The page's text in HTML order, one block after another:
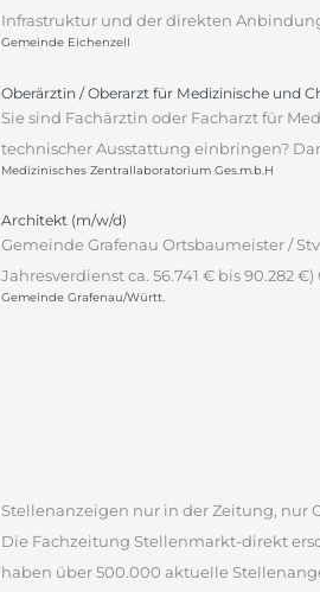
Infrastruktur und der direkten
Gemeinde Eichenzell
Oberärztin / Oberarzt für Medizinische und
Sie sind Fachärztin oder Facharzt für
technischer Ausstattung einbringen?
Medizinisches Zentrallaboratorium Ges.m.b.H
Architekt (m/w/d)
Gemeinde Grafenau Ortsbaumeister /
Jahresverdienst ca. 56.741 € bis 90.282
Gemeinde Grafenau/Württ.
Stellenanzeigen nur in der Zeitung, nur
Die Fachzeitung Stellenmarkt-direkt
haben über 500.000 aktuelle